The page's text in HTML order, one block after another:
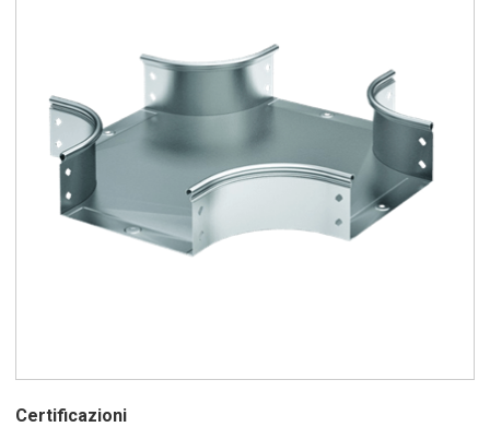
Certificazioni